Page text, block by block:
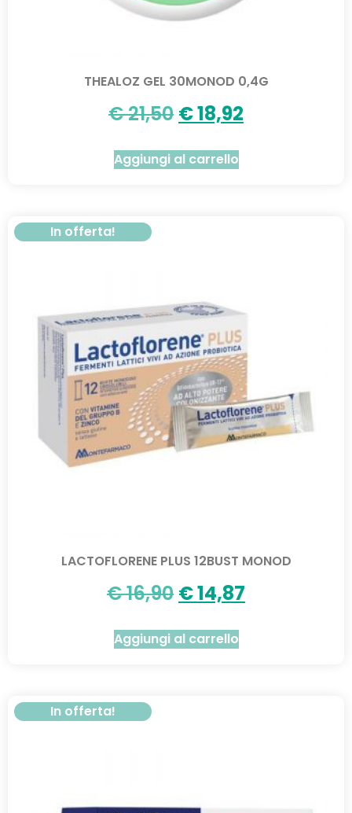
THEALOZ GEL 30MONOD 0,4G
€21,50 €18,92
Aggiungi al carrello
In offerta!
LACTOFLORENE PLUS 12BUST MONOD
€16,90 €14,87
Aggiungi al carrello
In offerta!